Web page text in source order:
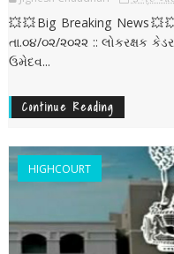
💥💥Big Breaking
તા.૦૪/૦૨/૨૦૨૨ :: લોકરક્ષક
ઉમેદવ...
Continue Reading
HIGHCOURT